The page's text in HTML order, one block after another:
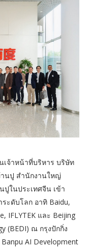
เจ้าหน้าที่บริหาร บริษัท
นปู สำนักงานใหญ่
ปูในประเทศจีน เข้า
ะดับโลก อาทิ Baidu,
IFLYTEK และ Beijing
(BEDI) ณ กรุงปักกิ่ง
AI Development